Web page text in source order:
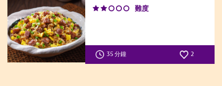
難度
35 分鐘 2